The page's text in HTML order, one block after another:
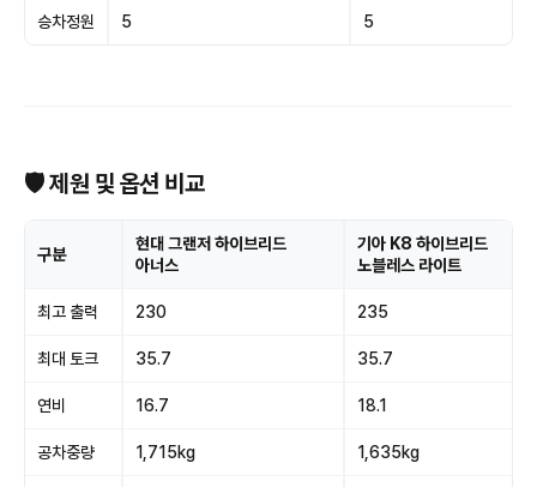
승차정원 5 5
🛡 제원 및 옵션 비교
구분
현대 그랜저 하이브리드
아너스
기아 K8 하이브리드
노블레스 라이트
최고 출력 230 235
최대 토크 35.7 35.7
연비 16.7 18.1
공차중량 1,715kg 1,635kg